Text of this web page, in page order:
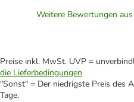
Weitere Bewertungen
Preise inkl. MwSt. UVP =
die Lieferbedingungen
"Sonst" = Der niedrigste Preis des
Tage.